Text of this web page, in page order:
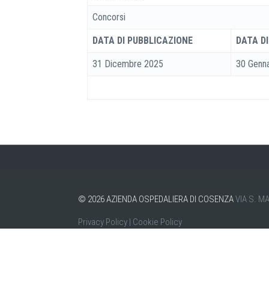
Concorsi
DATA DI PUBBLICAZIONE DATA
31 Dicembre 2025 30
© 2026AZIENDA OSPEDALIERA DI COSENZAVIA S.
Privacy Policy | Cookie Policy